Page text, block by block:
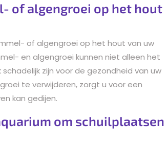
of algengroei op het hout
of algengroei op het hout van uw
en algengroei kunnen niet alleen het
zijn voor de gezondheid van uw
te verwijderen, zorgt u voor een
kan gedijen.
om schuilplaatsen